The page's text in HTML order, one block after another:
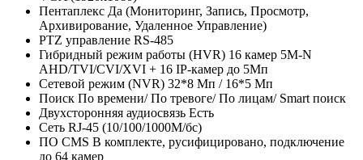
Пентаплекс Да (Мониторинг, Запись, Просмотр,
Архивирование, Удаленное Управление)
PTZ управление RS-485
Гибридный режим работы (HVR) 16 камер 5M-N
AHD/TVI/CVI/XVI + 16 IP-камер до 5Мп
Сетевой режим (NVR) 32*8 Мп / 16*5 Мп
Поиск По времени/ По тревоге/ По лицам/ Smart поиск
Двухсторонняя аудиосвязь Есть
Сеть RJ-45 (10/100/1000М/бс)
ПО CMS В комплекте, русифицировано, подключение
до 64 камер